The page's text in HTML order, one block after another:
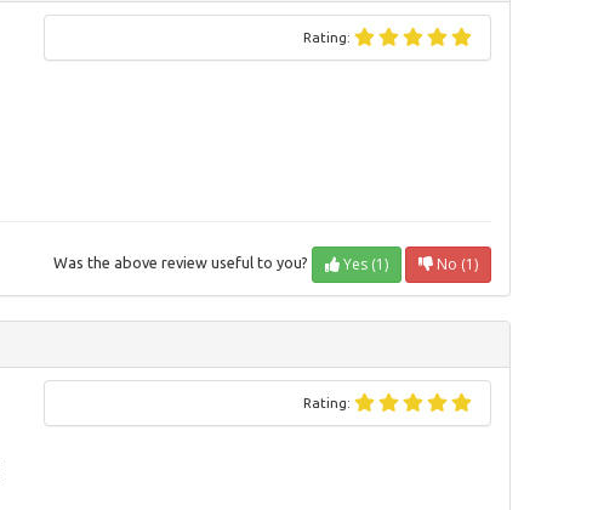
Rating:
Was the above review useful to you? Yes (1) No (1)
Rating: